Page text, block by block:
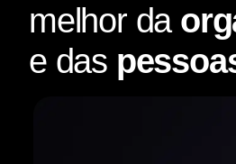
melhor da
e das